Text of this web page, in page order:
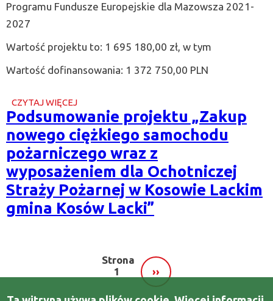
Programu Fundusze Europejskie dla Mazowsza 2021-
2027
Wartość projektu to: 1 695 180,00 zł, w tym
Wartość dofinansowania: 1 372 750,00 PLN
CZYTAJ WIĘCEJ
O
PODSUMOWANIE
PROJEKTU
„ZAKUP
NOWEGO
CIĘŻKIEGO
SAMOCHODU
POŻARNICZEGO
WRAZ
Z
WYPOSAŻENIEM
GMINA
Podsumowanie projektu „Zakup
nowego ciężkiego samochodu
pożarniczego wraz z
wyposażeniem dla Ochotniczej
Straży Pożarnej w Kosowie Lackim
gmina Kosów Lacki”
Strona
1
NASTĘPNA
››